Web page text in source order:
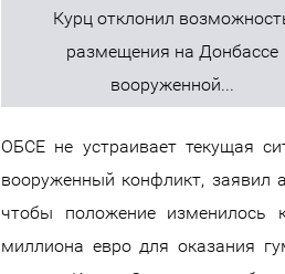
ОБСЕ не устраивает текущая
вооруженный конфликт, заявил
чтобы положение изменилось
миллиона евро для оказания